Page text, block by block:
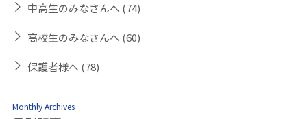
中高生のみなさんへ (74)
高校生のみなさんへ (60)
保護者様へ (78)
Monthly Archives